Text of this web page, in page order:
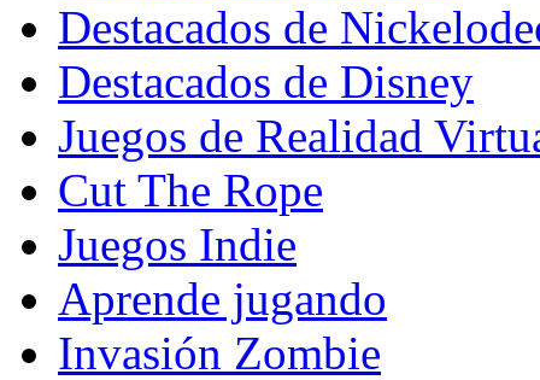
Destacados de
Destacados de Disney
Juegos de Realidad
Cut The Rope
Juegos Indie
Aprende jugando
Invasión Zombie